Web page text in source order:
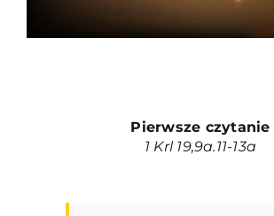
Pierwsze czytanie
1 Krl 19,9a.11-13a